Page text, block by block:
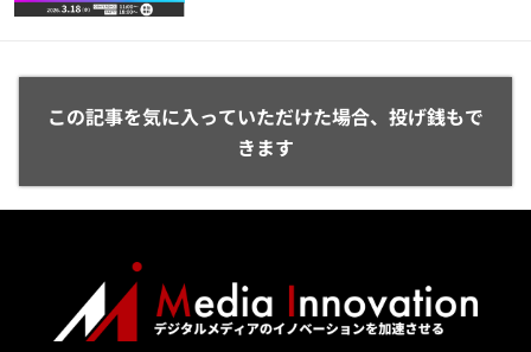
この記事を気に入っていただけた場合、投げ銭もで
きます